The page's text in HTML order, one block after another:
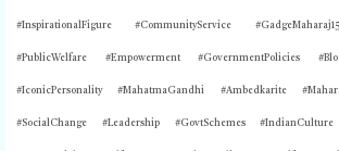
#InspirationalFigure #CommunityService
#PublicWelfare #Empowerment #GovernmentPolicies
#IconicPersonality #MahatmaGandhi #Ambedkarite
#SocialChange #Leadership #GovtSchemes